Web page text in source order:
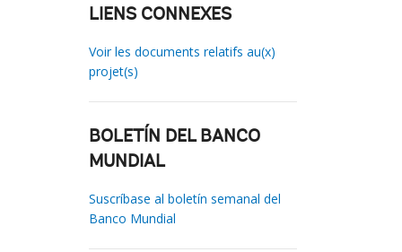
LIENS CONNEXES
Voir les documents relatifs au(x)
projet(s)
BOLETÍN DEL BANCO
MUNDIAL
Suscríbase al boletín semanal del
Banco Mundial